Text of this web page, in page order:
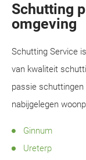
Schutting
omgeving
Schutting Service
van kwaliteit
passie schuttingen
nabijgelegen
Ginnum
Ureterp